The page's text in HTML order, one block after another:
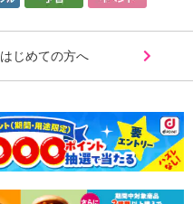
はじめての方へ